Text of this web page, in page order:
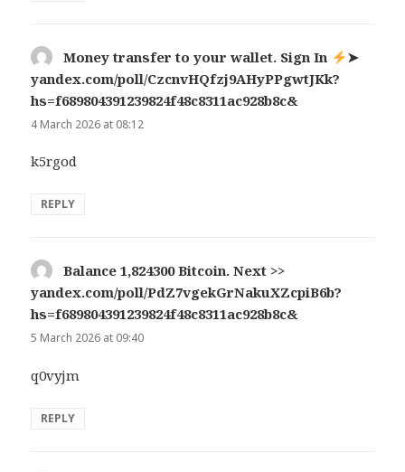
Money transfer to your wallet. Sign In
➤
yandex.com/poll/CzcnvHQfzj9AHyPPgwtJKk?
hs=f689804391239824f48c8311ac928b8c&
4 March 2026 at 08:12
k5rgod
REPLY
Balance 1,824300 Bitcoin. Next >>
yandex.com/poll/PdZ7vgekGrNakuXZcpiB6b?
hs=f689804391239824f48c8311ac928b8c&
5 March 2026 at 09:40
q0vyjm
REPLY